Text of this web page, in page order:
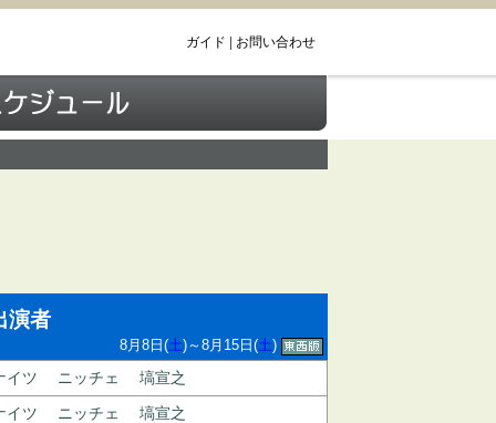
ガイド お問い合わせ
演者
8月8日(土)～8月15日(土)
イツ ニッチェ 塙宣之
イツ ニッチェ 塙宣之